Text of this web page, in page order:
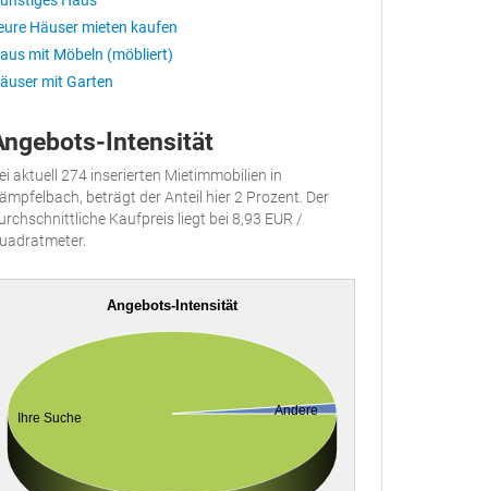
Häuser mieten kaufen
mit Möbeln (möbliert)
mit Garten
Intensität
aktuell 274 inserierten Mietimmobilien in
beträgt der Anteil hier 2 Prozent. Der
Kaufpreis liegt bei 8,93 EUR /
Angebots-Intensität
Ihre Suche
Andere